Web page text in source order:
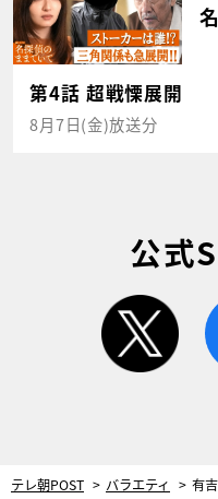
第4話 超戦慄展開
8月7日(金)放送分
公式
テレ朝POST バラエティ